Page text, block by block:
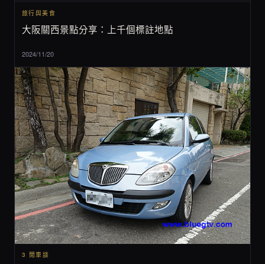
旅行與美食
大阪關西景點分享：上千個標註地點
2024/11/20
3 閒車談